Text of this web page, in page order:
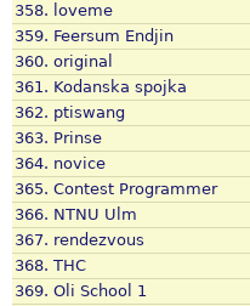
358. loveme
359. Feersum Endjin
360. original
361. Kodanska spojka
362. ptiswang
363. Prinse
364. novice
365. Contest Programmer
366. NTNU Ulm
367. rendezvous
368. THC
369. Oli School 1